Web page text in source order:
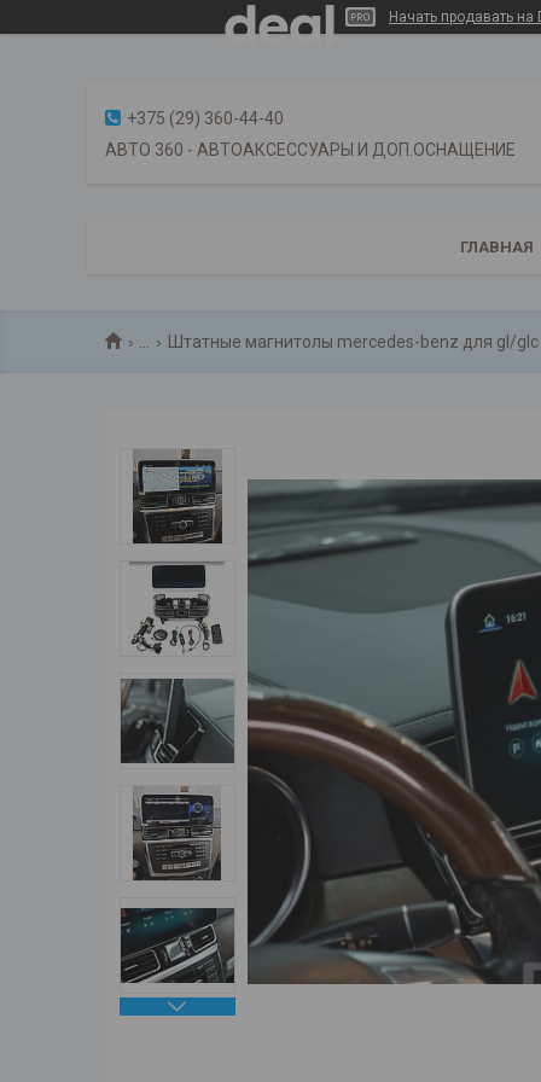
Начать продавать на
+375 (29) 360-44-40
АВТО 360 - АВТОАКСЕССУАРЫ И ДОП.ОСНАЩЕНИЕ
ГЛАВНАЯ
Штатные магнитолы mercedes-benz для gl/glc